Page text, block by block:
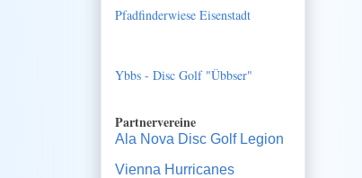
Pfadfinderwiese Eisenstadt
Ybbs - Disc Golf "Übbser"
Partnervereine
Ala Nova Disc Golf Legion
Vienna Hurricanes